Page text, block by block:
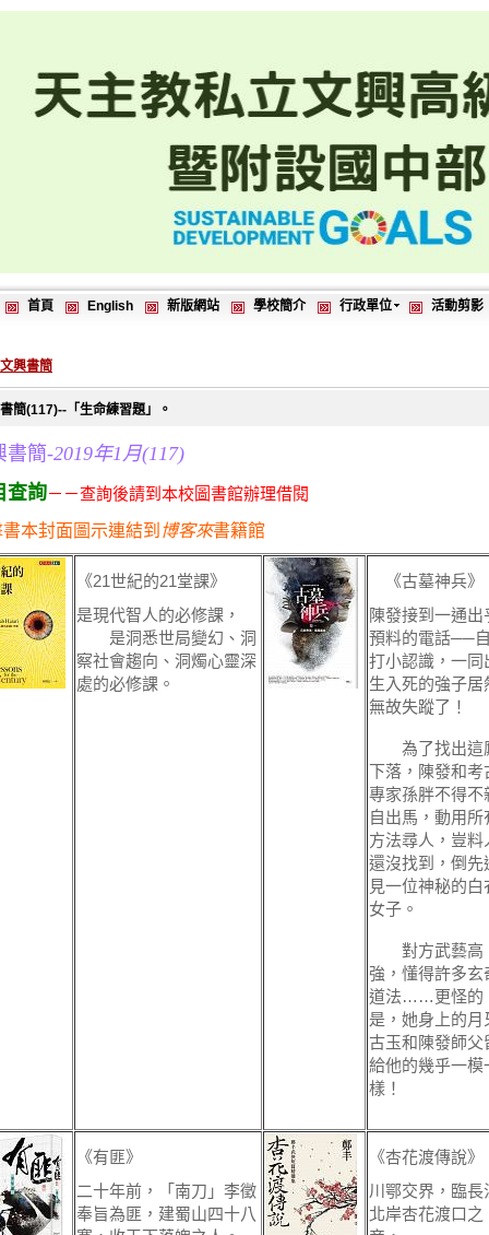
首頁 English 新版網站 學校簡介 行政單位 活動剪影
興書簡
簡(117)--「生命練習題」。
書簡-2019年1月(117)
查詢－－查詢後請到本校圖書館辦理借閱
本封面圖示連結到 博客來書籍館
《21世紀的21堂課》
是現代智人的必修課，
是洞悉世局變幻、洞
察社會趨向、洞燭心靈深
處的必修課。
《古墓神兵》
陳發接到一通出
預料的電話──
打小認識，一同
生入死的強子居
無故失蹤了！
為了找出這
下落，陳發和考
專家孫胖不得不
自出馬，動用所
方法尋人，豈料
還沒找到，倒先
見一位神秘的白
女子。
對方武藝高
強，懂得許多玄
道法……更怪的
是，她身上的月
古玉和陳發師父
給他的幾乎一模
樣！
《有匪》
二十年前，「南刀」李徵
奉旨為匪，建蜀山四十八
《杏花渡傳說》
川鄂交界，臨長
北岸杏花渡口之